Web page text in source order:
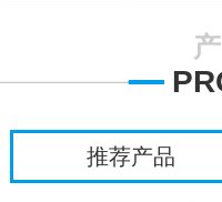
推荐产品